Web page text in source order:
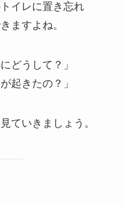
イレに置き忘れ
ますよね。
どうして？」
起きたの？」
ていきましょう。